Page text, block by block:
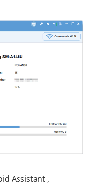
Assistant ,